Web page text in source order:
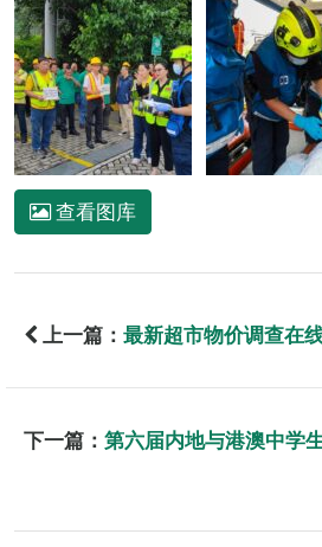
查看图库
上一篇： 最新超市物价调查在
下一篇： 第六届内地与港澳中学